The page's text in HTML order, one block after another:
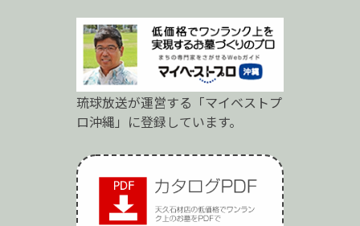
琉球放送が運営する「マイベストプ
ロ沖縄」に登録しています。